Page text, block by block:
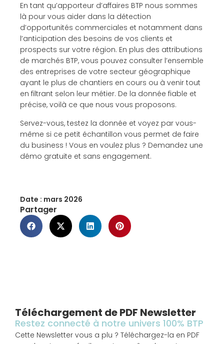
En tant qu’apporteur d’affaires BTP nous sommes
là pour vous aider dans la détection
d’opportunités commerciales et notamment dans
l’anticipation des besoins de vos clients et
prospects sur votre région. En plus des attributions
de marchés BTP, vous pouvez consulter l’ensemble
des entreprises de votre secteur géographique
ayant le plus de chantiers en cours ou à venir tout
en filtrant selon leur métier. De la donnée fiable et
précise, voilà ce que nous vous proposons.
Servez-vous, testez la donnée et voyez par vous-
même si ce petit échantillon vous permet de faire
du business ! Vous en voulez plus ? Demandez une
démo gratuite et sans engagement.
Date : mars 2026
Partager
Téléchargement de PDF Newsletter
Restez connecté à notre univers 100% BTP
Cette Newsletter vous a plu ? Téléchargez-la en PDF